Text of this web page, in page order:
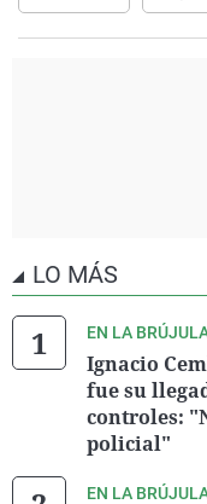
LO MÁS
EN LA
Ignacio
fue su
controles:
policial"
EN LA